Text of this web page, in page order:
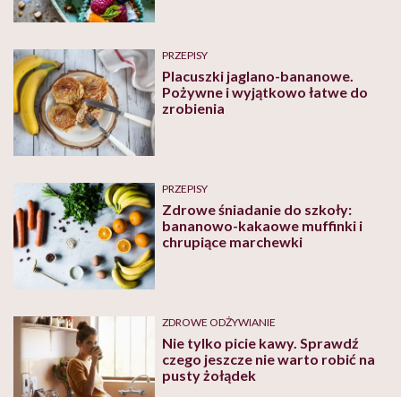
PRZEPISY
Placuszki jaglano-bananowe.
Pożywne i wyjątkowo łatwe do
zrobienia
PRZEPISY
Zdrowe śniadanie do szkoły:
bananowo-kakaowe muffinki i
chrupiące marchewki
ZDROWE ODŻYWIANIE
Nie tylko picie kawy. Sprawdź
czego jeszcze nie warto robić na
pusty żołądek